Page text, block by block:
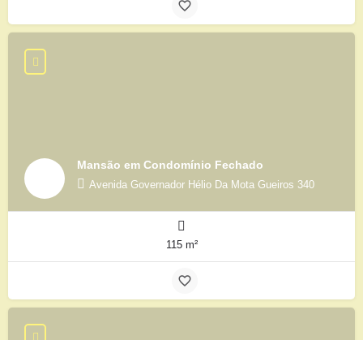
Mansão em Condomínio Fechado
Avenida Governador Hélio Da Mota Gueiros 340
115 m²